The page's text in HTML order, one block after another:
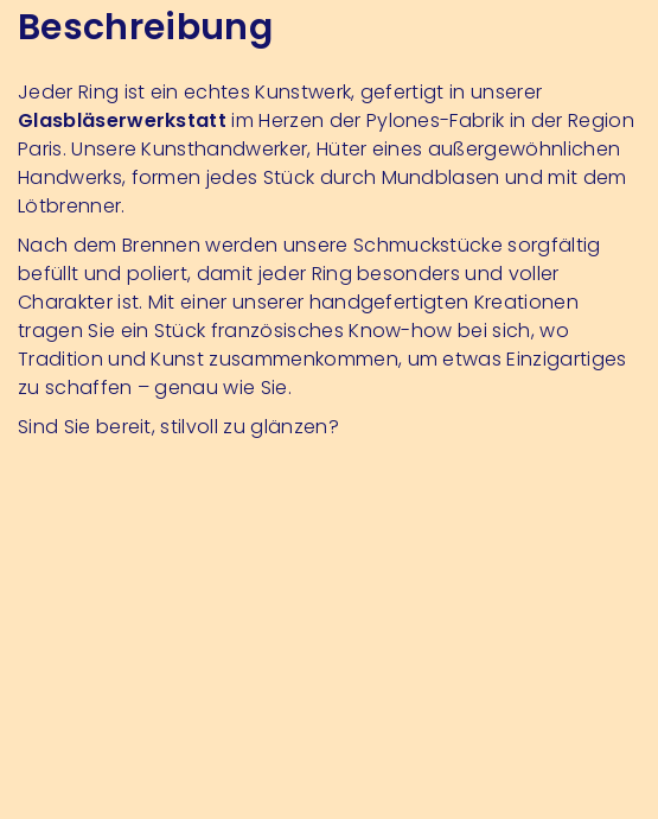
Beschreibung
Jeder Ring ist ein echtes Kunstwerk, gefertigt in unserer
Glasbläserwerkstatt im Herzen der Pylones-Fabrik in der Region
Paris. Unsere Kunsthandwerker, Hüter eines außergewöhnlichen
Handwerks, formen jedes Stück durch Mundblasen und mit dem
Lötbrenner.
Nach dem Brennen werden unsere Schmuckstücke sorgfältig
befüllt und poliert, damit jeder Ring besonders und voller
Charakter ist. Mit einer unserer handgefertigten Kreationen
tragen Sie ein Stück französisches Know-how bei sich, wo
Tradition und Kunst zusammenkommen, um etwas Einzigartiges
zu schaffen – genau wie Sie.
Sind Sie bereit, stilvoll zu glänzen?